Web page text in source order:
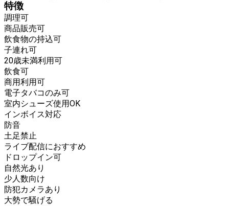
特徴
調理可
商品販売可
飲食物の持込可
子連れ可
20歳未満利用可
飲食可
商用利用可
電子タバコのみ可
室内シューズ使用OK
インボイス対応
防音
土足禁止
ライブ配信におすすめ
ドロップイン可
自然光あり
少人数向け
防犯カメラあり
大勢で騒げる